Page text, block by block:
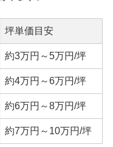
坪単価目安
約3万円～5万円/坪
約4万円～6万円/坪
約6万円～8万円/坪
約7万円～10万円/坪